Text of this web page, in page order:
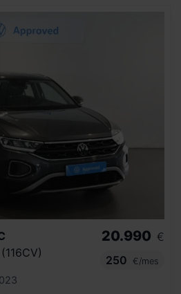
20.990 €
250
€/mes